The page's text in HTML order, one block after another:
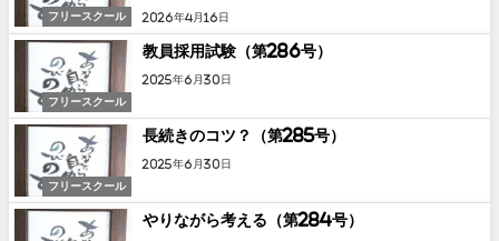
フリースクール 2026年4月16日
フリースクール
教員採用試験（第286号）
2025年6月30日
フリースクール
長続きのコツ？（第285号）
2025年6月30日
やりながら考える（第284号）